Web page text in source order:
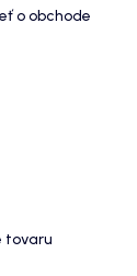
o obchode
tovaru